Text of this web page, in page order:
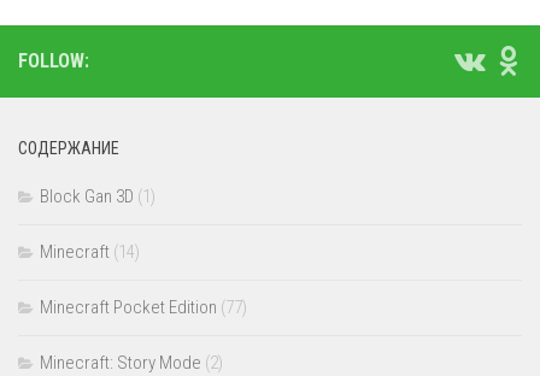
FOLLOW:
СОДЕРЖАНИЕ
Block Gan 3D (1)
Minecraft (14)
Minecraft Pocket Edition (77)
Minecraft: Story Mode (2)